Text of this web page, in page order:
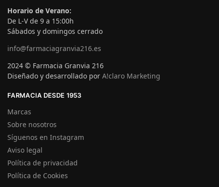
Horario de Verano:
De L-V de 9 a 15:00h
Sábados y domingos cerrado
info@farmaciagranvia216.es
2024 © Farmacia Granvia 216
Diseñado y desarrollado por A!claro Marketing
FARMACIA DESDE 1953
Marcas
Sobre nosotros
Síguenos en Instagram
Aviso legal
Política de privacidad
Política de Cookies